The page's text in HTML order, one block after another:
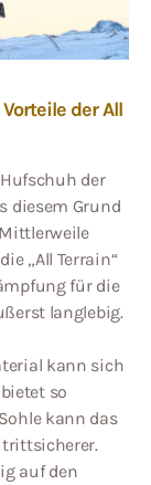
der All
der
diesem Grund
„All Terrain“
für die
langlebig.
kann sich
so
kann das
trittsicherer.
auf den